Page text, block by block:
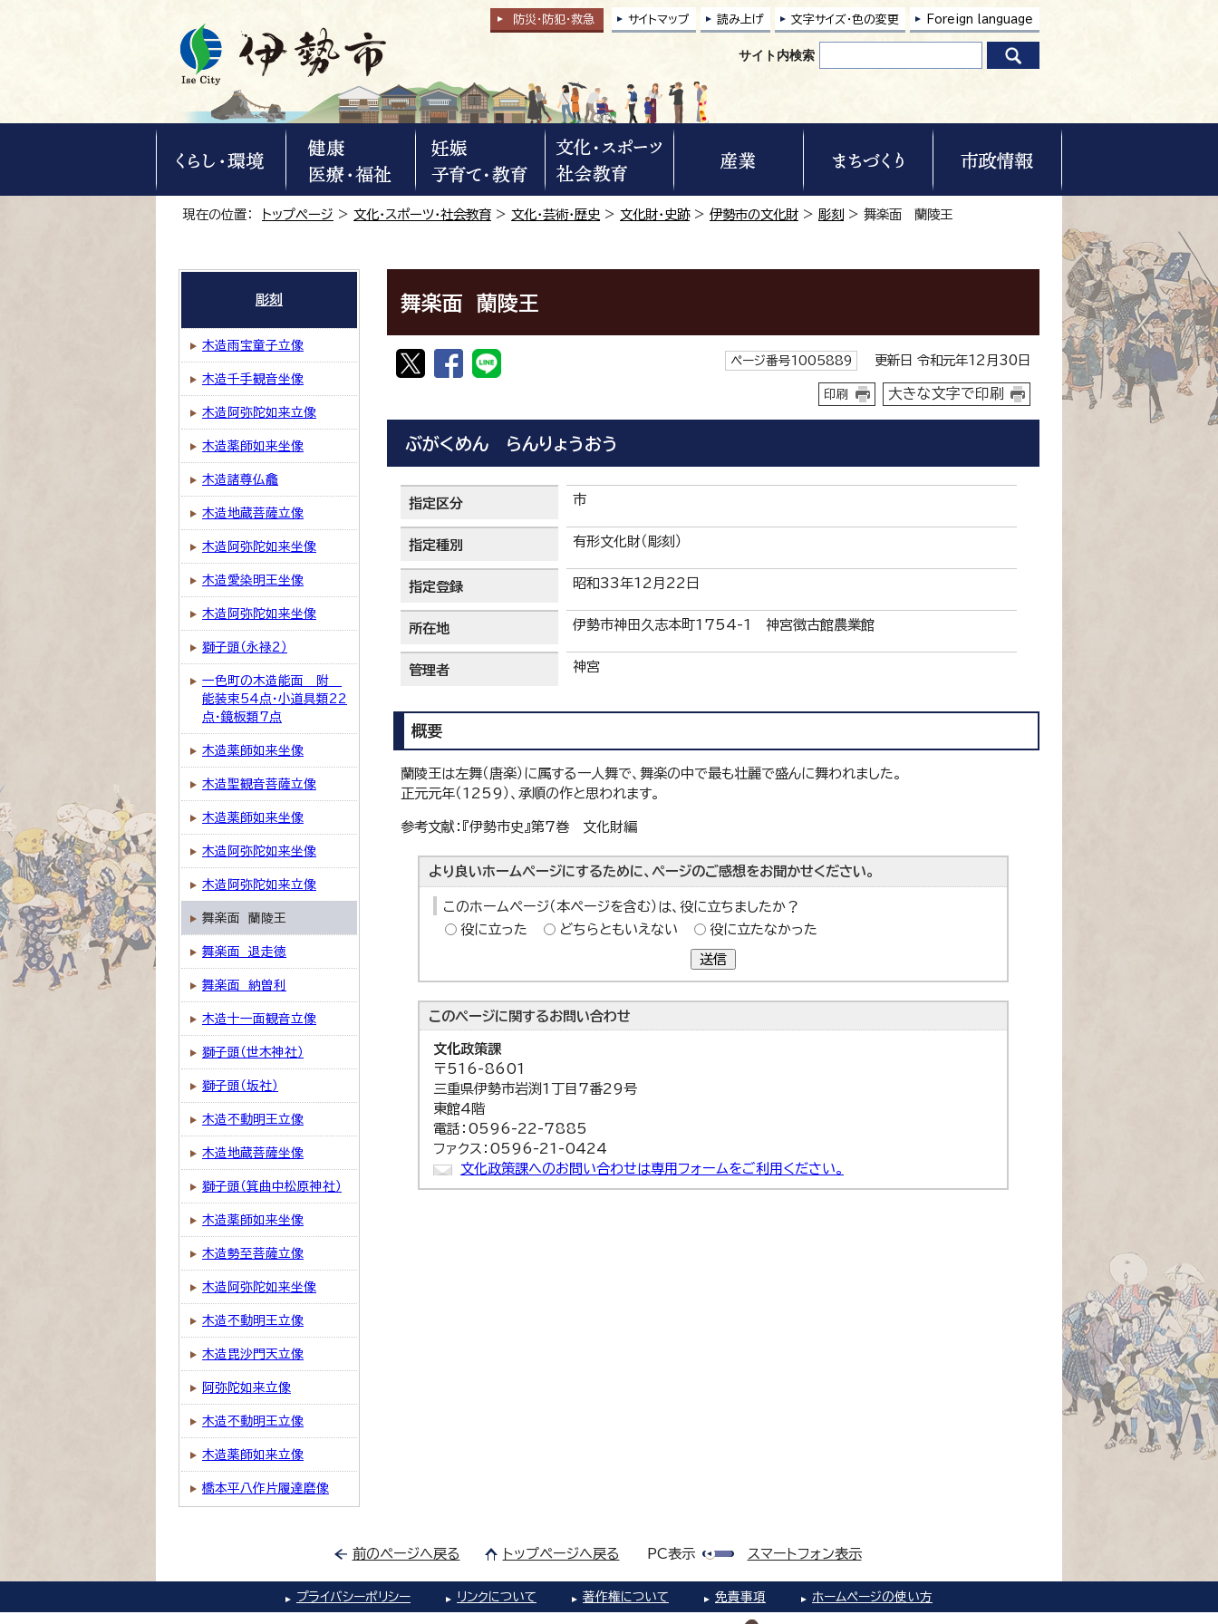
防災・防犯・救急 サイトマップ 読み上げ 文字サイズ・色の変更 Foreign language
サイト内検索
現在の位置： トップページ > 文化・スポーツ・社会教育 > 文化・芸術・歴史 > 文化財・史跡> 伊勢市の文化財 > 彫刻 > 舞楽面 蘭陵王
舞楽面 蘭陵王
ページ番号1005889 更新日 令和元年12月30日
印刷 大きな文字で印刷
ぶがくめん らんりょうおう
指定区分 市
指定種別 有形文化財（彫刻）
指定登録 昭和33年12月22日
所在地 伊勢市神田久志本町1754-1 神宮徴古館農業館
管理者 神宮
概要
蘭陵王は左舞（唐楽）に属する一人舞で、舞楽の中で最も壮麗で盛んに舞われました。
正元元年（1259）、承順の作と思われます。
参考文献：『伊勢市史』第7巻 文化財編
より良いホームページにするために、ページのご感想をお聞かせください。
このホームページ（本ページを含む）は、役に立ちましたか？
役に立った
どちらともいえない 役に立たなかった
送信
このページに関するお問い合わせ
文化政策課
〒516-8601
三重県伊勢市岩渕1丁目7番29号
東館4階
電話：0596-22-7885
ファクス：0596-21-0424
文化政策課へのお問い合わせは専用フォームをご利用ください。
彫刻
木造雨宝童子立像
木造千手観音坐像
木造阿弥陀如来立像
木造薬師如来坐像
木造諸尊仏龕
木造地蔵菩薩立像
木造阿弥陀如来坐像
木造愛染明王坐像
木造阿弥陀如来坐像
獅子頭（永禄2）
一色町の木造能面 附
能装束54点・小道具類22
点・鏡板類7点
木造薬師如来坐像
木造聖観音菩薩立像
木造薬師如来坐像
木造阿弥陀如来坐像
木造阿弥陀如来立像
舞楽面 蘭陵王
舞楽面 退走徳
舞楽面 納曽利
木造十一面観音立像
獅子頭（世木神社）
獅子頭（坂社）
木造不動明王立像
木造地蔵菩薩坐像
獅子頭（箕曲中松原神社）
木造薬師如来坐像
木造勢至菩薩立像
木造阿弥陀如来坐像
木造不動明王立像
木造毘沙門天立像
阿弥陀如来立像
木造不動明王立像
木造薬師如来立像
橋本平八作片履達磨像
前のページへ戻る トップページへ戻る PC表示 スマートフォン表示
プライバシーポリシー リンクについて 著作権について 免責事項 ホームページの使い方